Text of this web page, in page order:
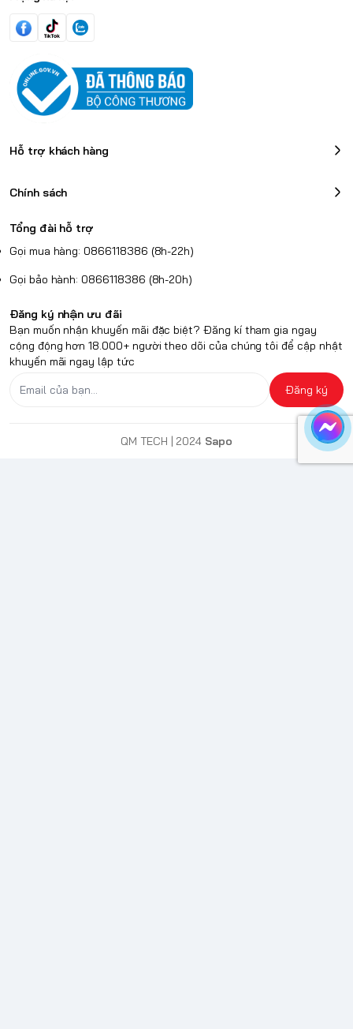
Hỗ trợ khách hàng
Chính sách
Tổng đài hỗ trợ
Gọi mua hàng: 0866118386 (8h-22h)
Gọi bảo hành: 0866118386 (8h-20h)
Đăng ký nhận ưu đãi
Bạn muốn nhận khuyến mãi đặc biệt? Đăng kí tham gia ngay
cộng động hơn 18.000+ người theo dõi của chúng tôi để cập nhật
khuyến mãi ngay lập tức
Đăng ký
QM TECH | 2024 Sapo